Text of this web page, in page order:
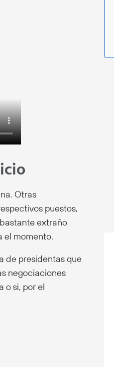
Otras
puestos,
extraño
el momento.
de presidentas que
negociaciones
o si, por el